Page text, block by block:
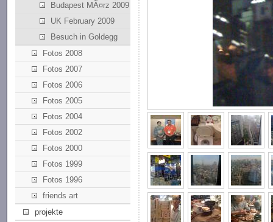
Budapest MÃ¤rz 2009
UK February 2009
Besuch in Goldegg
Fotos 2008
Fotos 2007
Fotos 2006
Fotos 2005
Fotos 2004
Fotos 2002
Fotos 2000
Fotos 1999
Fotos 1996
friends art
projekte